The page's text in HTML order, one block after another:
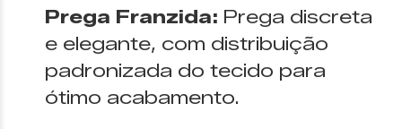
Prega Franzida: Prega discreta
e elegante, com distribuição
padronizada do tecido para
ótimo acabamento.